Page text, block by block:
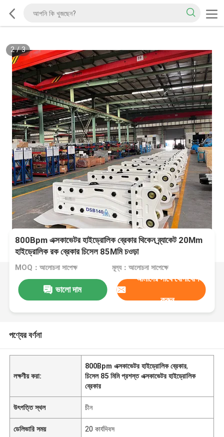
2/3
800Bpm এক্সকাভেটর হাইড্রোলিক ব্রেকার থিকেন ব্র্যাকেট 20Mm
হাইড্রোলিক রক ব্রেকার চিসেল 85Mমি চওড়া
MOQ：আলোচনা সাপেক্ষ মূল্য：আলোচনা সাপেক্ষে
ভালো দাম
আমাদের সাথে যোগাযোগ
করুন
পণ্যের বর্ণনা
লক্ষণীয় করা:
800Bpm এক্সকাভেটর হাইড্রোলিক ব্রেকার,
চিসেল 85 মিমি প্রশস্ত এক্সকাভেটর হাইড্রোলিক
ব্রেকার
উৎপত্তি স্থল চীন
ডেলিভারি সময় 20 কার্যদিবস